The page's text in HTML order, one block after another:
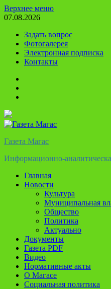
Перейти
к
Верхнее меню
07.08.2026
Задать вопрос
Фотогалерея
Электронная подписка
Контакты
Газета Магас
Информационно-
Главная
Новости
Культура
Муниципальная
Общество
Политика
Актуально
Документы
Газета PDF
Видео
Нормативные акты
О Магасе
Социальная политика